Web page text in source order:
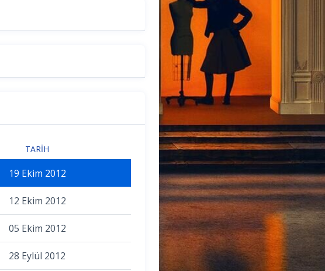
TARIH
19 Ekim 2012
12 Ekim 2012
05 Ekim 2012
28 Eylül 2012